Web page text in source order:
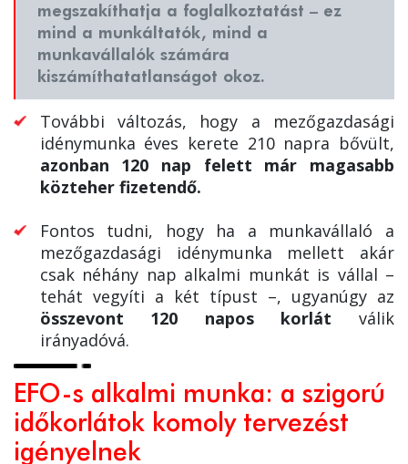
megszakíthatja a foglalkoztatást – ez
mind a munkáltatók, mind a
munkavállalók számára
kiszámíthatatlanságot okoz.
További változás, hogy a mezőgazdasági
idénymunka éves kerete 210 napra bővült,
azonban 120 nap felett már magasabb
közteher fizetendő.
Fontos tudni, hogy ha a munkavállaló a
mezőgazdasági idénymunka mellett akár
csak néhány nap alkalmi munkát is vállal –
tehát vegyíti a két típust –, ugyanúgy az
összevont 120 napos korlát válik
irányadóvá.
EFO-s alkalmi munka: a szigorú
időkorlátok komoly tervezést
igényelnek